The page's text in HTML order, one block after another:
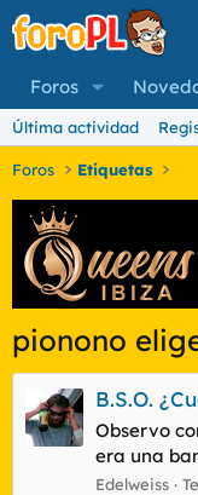
Foros
Última actividad
Foros Etiquetas
pionono
B.S.O.
Observo
era una
Edelweiss